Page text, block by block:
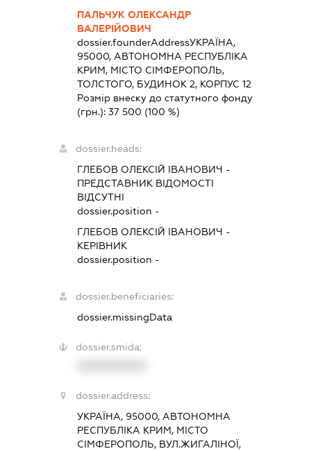
ПАЛЬЧУК ОЛЕКСАНДР
ВАЛЕРІЙОВИЧ
dossier.founderAddressУКРАЇНА,
95000, АВТОНОМНА РЕСПУБЛІКА
КРИМ, МІСТО СІМФЕРОПОЛЬ,
ТОЛСТОГО, БУДИНОК 2, КОРПУС 12
Розмір внеску до статутного фонду
(грн.): 37 500 (100 %)
dossier.heads:
ГЛЕБОВ ОЛЕКСІЙ ІВАНОВИЧ -
ПРЕДСТАВНИК ВІДОМОСТІ
ВІДСУТНІ
dossier.position -
ГЛЕБОВ ОЛЕКСІЙ ІВАНОВИЧ -
КЕРІВНИК
dossier.position -
dossier.beneficiaries:
dossier.missingData
dossier.smida:
dossier.address:
УКРАЇНА, 95000, АВТОНОМНА
РЕСПУБЛІКА КРИМ, МІСТО
СІМФЕРОПОЛЬ, ВУЛ.ЖИГАЛІНОЇ,